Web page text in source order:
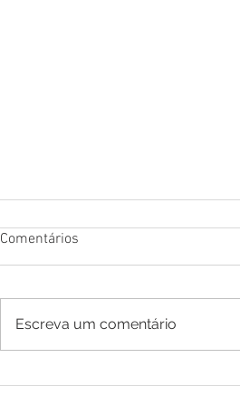
Comentários
Escreva um comentário